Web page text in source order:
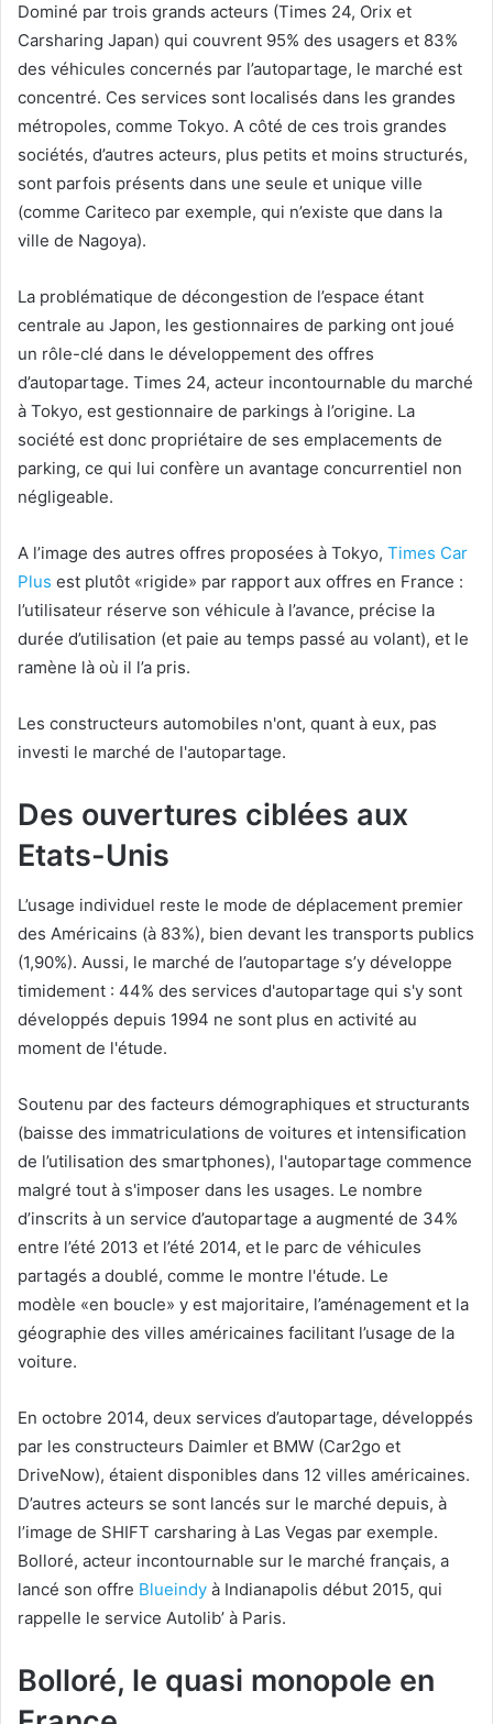
Dominé par trois grands acteurs (Times 24, Orix et
Carsharing Japan) qui couvrent 95% des usagers et 83%
des véhicules concernés par l’autopartage, le marché est
concentré. Ces services sont localisés dans les grandes
métropoles, comme Tokyo. A côté de ces trois grandes
sociétés, d’autres acteurs, plus petits et moins structurés,
sont parfois présents dans une seule et unique ville
(comme Cariteco par exemple, qui n’existe que dans la
ville de Nagoya).
La problématique de décongestion de l’espace étant
centrale au Japon, les gestionnaires de parking ont joué
un rôle-clé dans le développement des offres
d’autopartage. Times 24, acteur incontournable du marché
à Tokyo, est gestionnaire de parkings à l’origine. La
société est donc propriétaire de ses emplacements de
parking, ce qui lui confère un avantage concurrentiel non
négligeable.
A l’image des autres offres proposées à Tokyo, Times Car
Plus est plutôt «rigide» par rapport aux offres en France :
l’utilisateur réserve son véhicule à l’avance, précise la
durée d’utilisation (et paie au temps passé au volant), et le
ramène là où il l’a pris.
Les constructeurs automobiles n'ont, quant à eux, pas
investi le marché de l'autopartage.
Des ouvertures ciblées aux
Etats-Unis
L’usage individuel reste le mode de déplacement premier
des Américains (à 83%), bien devant les transports publics
(1,90%). Aussi, le marché de l’autopartage s’y développe
timidement : 44% des services d'autopartage qui s'y sont
développés depuis 1994 ne sont plus en activité au
moment de l'étude.
Soutenu par des facteurs démographiques et structurants
(baisse des immatriculations de voitures et intensification
de l’utilisation des smartphones), l'autopartage commence
malgré tout à s'imposer dans les usages. Le nombre
d’inscrits à un service d’autopartage a augmenté de 34%
entre l’été 2013 et l’été 2014, et le parc de véhicules
partagés a doublé, comme le montre l'étude. Le
modèle «en boucle» y est majoritaire, l’aménagement et la
géographie des villes américaines facilitant l’usage de la
voiture.
En octobre 2014, deux services d’autopartage, développés
par les constructeurs Daimler et BMW (Car2go et
DriveNow), étaient disponibles dans 12 villes américaines.
D’autres acteurs se sont lancés sur le marché depuis, à
l’image de SHIFT carsharing à Las Vegas par exemple.
Bolloré, acteur incontournable sur le marché français, a
lancé son offre Blueindy à Indianapolis début 2015, qui
rappelle le service Autolib’ à Paris.
Bolloré, le quasi monopole en